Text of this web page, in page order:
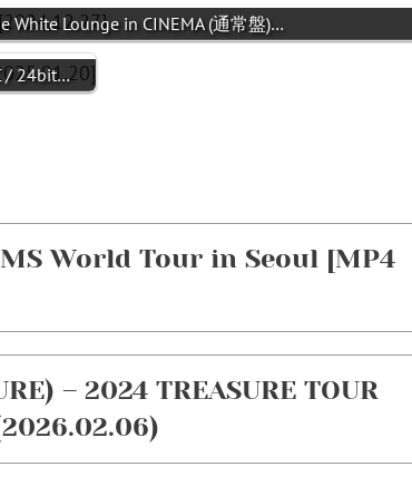
White Lounge in CINEMA (通常盤)…
/ 24bit…
World Tour in Seoul [MP4
– 2024 TREASURE TOUR